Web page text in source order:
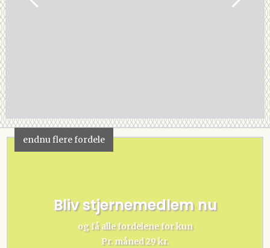
endnu flere fordele
Bliv stjernemedlem nu
og få alle fordelene for kun
Pr. måned 29 kr.